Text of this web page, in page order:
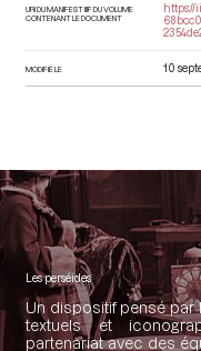
URI DU MANIFEST IIIF DU VOLUME
CONTENANT LE DOCUMENT
https://
MODIFIÉ LE 10
Les perséides
Un dispositif pensé par
textuels et
partenariat avec des